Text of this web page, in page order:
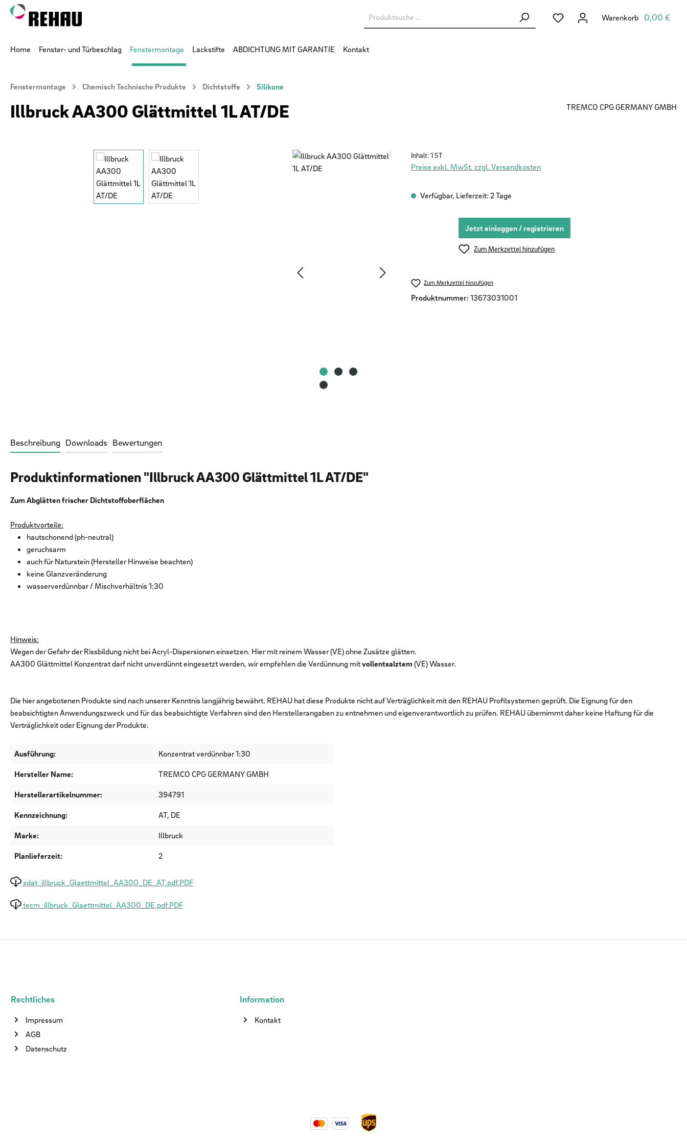
Hauptinhalt springen
Zur Suche springen
Zur Hauptnavigation springen
Du hast 0 Produkte auf dem
Warenkorb 0,00 €
Home Fenster- und Türbeschlag Fenstermontage Lackstifte ABDICHTUNG MIT GARANTIE Kontakt
Fenstermontage Chemisch Technische Produkte Dichtstoffe Silikone
Illbruck AA300 Glättmittel 1L AT/DE TREMCO CPG GERMANY GMBH
Inhalt:1 ST
Preise exkl. MwSt. zzgl. Versandkosten
Verfügbar, Lieferzeit: 2 Tage
Jetzt einloggen / registrieren
Zum Merkzettel hinzufügen
Zum Merkzettel hinzufügen
Produktnummer: 13673031001
Beschreibung Downloads Bewertungen
Produktinformationen "Illbruck AA300 Glättmittel 1L AT/DE"
Zum Abglätten frischer Dichtstoffoberflächen
Produktvorteile:
hautschonend (ph-neutral)
geruchsarm
auch für Naturstein (Hersteller Hinweise beachten)
keine Glanzveränderung
wasserverdünnbar / Mischverhältnis 1:30
Hinweis:
Wegen der Gefahr der Rissbildung nicht bei Acryl-Dispersionen einsetzen. Hier mit reinem Wasser (VE) ohne Zusätze glätten.
AA300 Glättmittel Konzentrat darf nicht unverdünnt eingesetzt werden, wir empfehlen die Verdünnung mitvollentsalztem(VE) Wasser.
Die hier angebotenen Produkte sind nach unserer Kenntnis langjährig bewährt. REHAU hat diese Produkte nicht auf Verträglichkeit mit den REHAU Profilsystemen geprüft. Die Eignung für den
beabsichtigten Anwendungszweck und für das beabsichtigte Verfahren sind den Herstellerangaben zu entnehmen und eigenverantwortlich zu prüfen. REHAU übernimmt daher keine Haftung für die
Verträglichkeit oder Eignung der Produkte.
Ausführung:
Konzentrat verdünnbar 1:30
Hersteller Name:
TREMCO CPG GERMANY GMBH
Herstellerartikelnummer:
394791
Kennzeichnung:
AT, DE
Marke:
Illbruck
Planlieferzeit:
2
sdat_illbruck_Glaettmittel_AA300_DE_AT.pdf.PDF
tecm_illbruck_Glaettmittel_AA300_DE.pdf.PDF
Rechtliches
Impressum
AGB
Datenschutz
Information
Kontakt